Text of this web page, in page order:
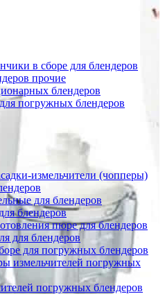
в сборе для блендеров
прочие
блендеров
погружных блендеров
измельчители (чопперы)
для блендеров
блендеров
пюре для блендеров
для блендеров
для погружных блендеров
измельчителей погружных
погружных блендеров